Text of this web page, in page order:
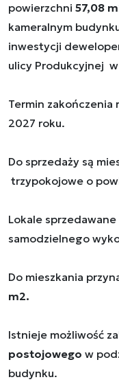
powierzchni 57,08
kameralnym
inwestycji
ulicy Produkcyjnej w
Termin zakończenia
2027 roku.
Do sprzedaży są
trzypokojowe o
Lokale sprzedawane
samodzielnego
Do mieszkania
m2.
Istnieje możliwość
postojowego w
budynku.